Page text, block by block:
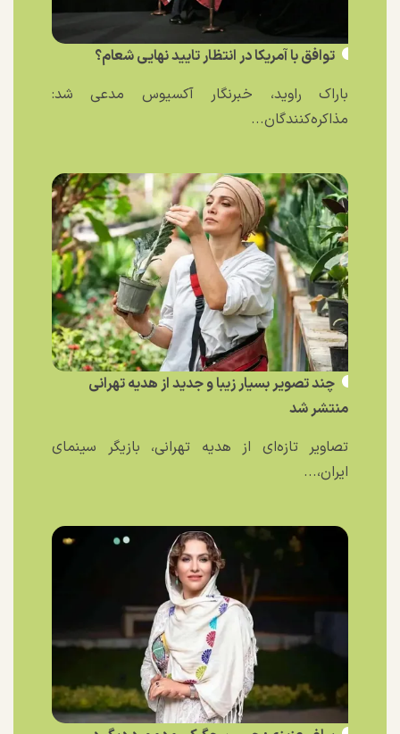
توافق با آمریکا در انتظار تایید نهایی شعام؟
باراک راوید، خبرنگار آکسیوس مدعی شد:
مذاکره‌کنندگان...
چند تصویر بسیار زیبا و جدید از هدیه تهرانی
منتشر شد
تصاویر تازه‌ای از هدیه تهرانی، بازیگر سینمای
ایران،...